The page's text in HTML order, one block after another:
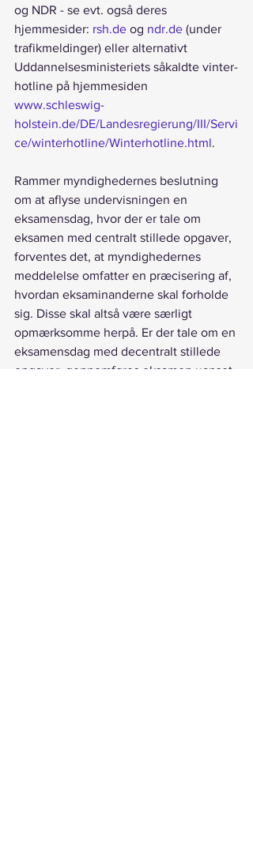
og NDR - se evt. også deres
hjemmesider: rsh.de og ndr.de (under
trafikmeldinger) eller alternativt
Uddannelsesministeriets såkaldte vinter-
hotline på hjemmesiden
www.schleswig-
holstein.de/DE/Landesregierung/III/Servi
ce/winterhotline/Winterhotline.html.
Rammer myndighedernes beslutning
om at aflyse undervisningen en
eksamensdag, hvor der er tale om
eksamen med centralt stillede opgaver,
forventes det, at myndighedernes
meddelelse omfatter en præcisering af,
hvordan eksaminanderne skal forholde
sig. Disse skal altså være særligt
opmærksomme herpå. Er der tale om en
eksamensdag med decentralt stillede
opgaver, gennemføres eksamen uanset